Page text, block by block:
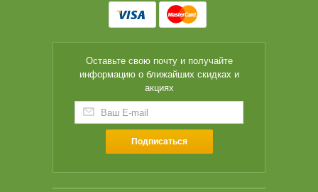
Оставьте свою почту и получайте
информацию о ближайших скидках и
акциях
Подписаться